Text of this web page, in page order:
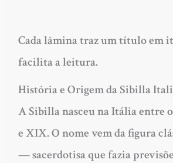
Cada lâmina traz um título em
facilita a leitura.
História e Origem da Sibilla
A Sibilla nasceu na Itália entre
e XIX. O nome vem da figura
— sacerdotisa que fazia